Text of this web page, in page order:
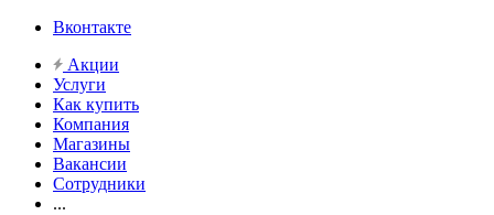
Вконтакте
Акции
Услуги
Как купить
Компания
Магазины
Вакансии
Сотрудники
...